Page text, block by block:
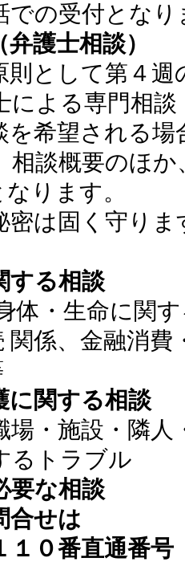
での受付となり
護士相談）
として第４週
による専門相
希望される場
相談概要のほ
ります。
は固く守りま
する相談
・生命に関す
関係、金融消費
に関する相談
・施設・隣人
るトラブル
要な相談
合せは
１０番直通番号